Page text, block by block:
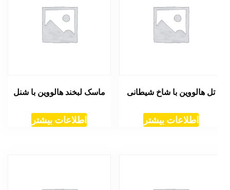
تل هالووین با شاخ شیطانی
اطلاعات بیشتر
ماسک لبخند هالووین با شنل
اطلاعات بیشتر